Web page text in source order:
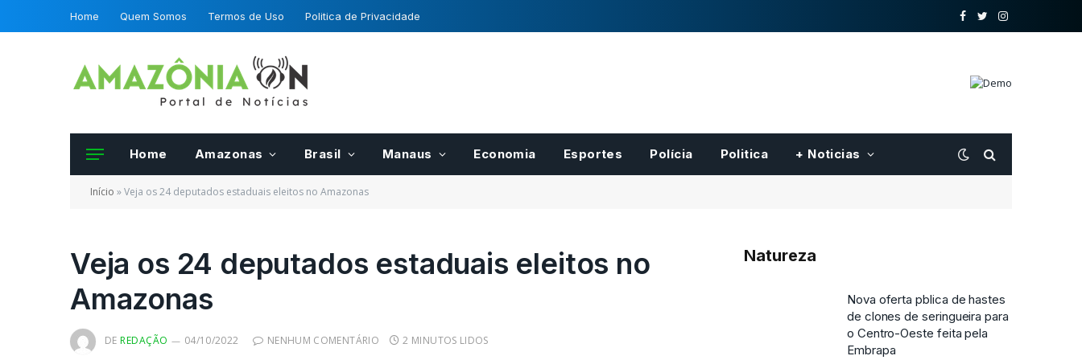
Home Quem Somos Termos de Uso Politica de Privacidade
o
TwitterInstagram
Home Amazonas Brasil Manaus Economia Esportes Polícia Politica + Noticias
Início »Veja os 24 deputados estaduais eleitos no Amazonas
Veja os 24 deputados estaduais eleitos no
Amazonas
DE REDAÇÃO 04/10/2022 NENHUM COMENTÁRIO 2 MINUTOS LIDOS
Natureza
certificadas por fiscais do
Mapa
Nova oferta pblica de hastes
de clones de seringueira para
o Centro-Oeste feita pela
Embrapa